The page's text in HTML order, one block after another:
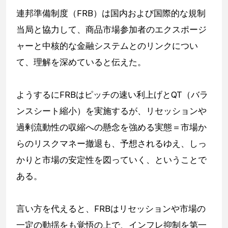
連邦準備制度（FRB）は国内および国際的な規制
当局と協力して、商品市場参加者のエクスポージ
ャーと中核的な金融システムとのリンクについ
て、理解を深めていると伝えた。
ようするにFRBはピッチの速い利上げとQT（バラ
ンスシート縮小）を実施するが、リセッションや
過剰流動性の収縮への懸念を強める実態＝市場か
らのリスクマネー撤退も、予想されるゆえ、しっ
かりと市場の安定性を図っていく、ということで
ある。
言い方を代えると、FRBはリセッションや市場の
一定の動揺をも覚悟の上で、インフレ抑制を第一